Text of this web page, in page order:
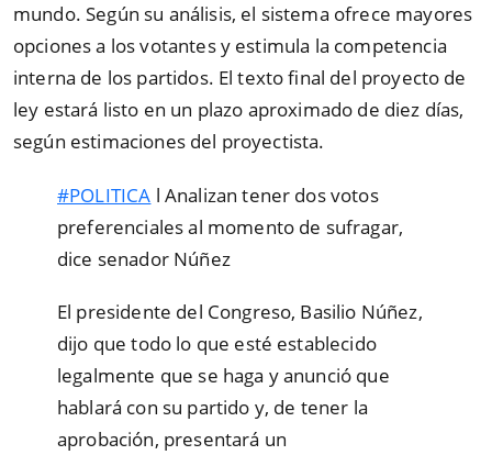
mundo. Según su análisis, el sistema ofrece mayores
opciones a los votantes y estimula la competencia
interna de los partidos. El texto final del proyecto de
ley estará listo en un plazo aproximado de diez días,
según estimaciones del proyectista.
#POLITICA l Analizan tener dos votos
preferenciales al momento de sufragar,
dice senador Núñez
El presidente del Congreso, Basilio Núñez,
dijo que todo lo que esté establecido
legalmente que se haga y anunció que
hablará con su partido y, de tener la
aprobación, presentará un